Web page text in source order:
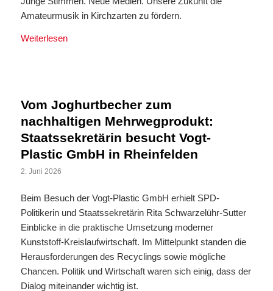
Amateurmusik in Kirchzarten zu fördern.
Weiterlesen
Vom Joghurtbecher zum
nachhaltigen Mehrwegprodukt:
Staatssekretärin besucht Vogt-
Plastic GmbH in Rheinfelden
2. Juni 2026
Beim Besuch der Vogt-Plastic GmbH erhielt SPD-
Politikerin und Staatssekretärin Rita Schwarzelühr-Sutter
Einblicke in die praktische Umsetzung moderner
Kunststoff-Kreislaufwirtschaft. Im Mittelpunkt standen die
Herausforderungen des Recyclings sowie mögliche
Chancen. Politik und Wirtschaft waren sich einig, dass der
Dialog miteinander wichtig ist.